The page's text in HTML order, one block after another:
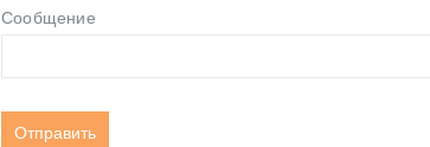
-23%
Сообщение